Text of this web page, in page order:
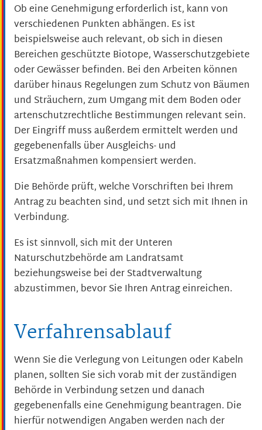
Ob eine Genehmigung erforderlich ist, kann von
verschiedenen Punkten abhängen. Es ist
beispielsweise auch relevant, ob sich in diesen
Bereichen geschützte Biotope, Wasserschutzgebiete
oder Gewässer befinden. Bei den Arbeiten können
darüber hinaus Regelungen zum Schutz von Bäumen
und Sträuchern, zum Umgang mit dem Boden oder
artenschutzrechtliche Bestimmungen relevant sein.
Der Eingriff muss außerdem ermittelt werden und
gegebenenfalls über Ausgleichs- und
Ersatzmaßnahmen kompensiert werden.
Die Behörde prüft, welche Vorschriften bei Ihrem
Antrag zu beachten sind, und setzt sich mit Ihnen in
Verbindung.
Es ist sinnvoll, sich mit der Unteren
Naturschutzbehörde am Landratsamt
beziehungsweise bei der Stadtverwaltung
abzustimmen, bevor Sie Ihren Antrag einreichen.
Verfahrensablauf
Wenn Sie die Verlegung von Leitungen oder Kabeln
planen, sollten Sie sich vorab mit der zuständigen
Behörde in Verbindung setzen und danach
gegebenenfalls eine Genehmigung beantragen. Die
hierfür notwendigen Angaben werden nach der